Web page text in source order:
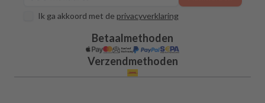
Ik ga akkoord met de privacyverklaring
Betaalmethoden
Verzendmethoden